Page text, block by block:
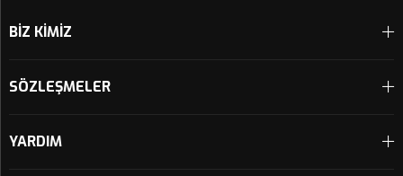
BİZ KİMİZ
SÖZLEŞMELER
YARDIM